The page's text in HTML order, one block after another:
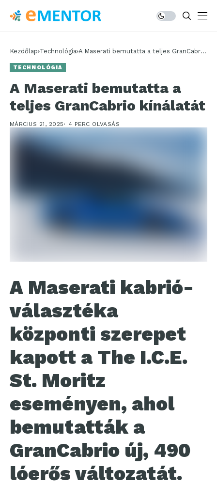
Kezdőlap Technológia A Maserati bemutatta a teljes GranCabrio
TECHNOLÓGIA
A Maserati bemutatta a
teljes GranCabrio kínálatát
MÁRCIUS 21, 2025 4 PERC OLVASÁS
A Maserati kabrió-
választéka
központi szerepet
kapott a The I.C.E.
St. Moritz
eseményen, ahol
bemutatták a
GranCabrio új, 490
lóerős változatát.